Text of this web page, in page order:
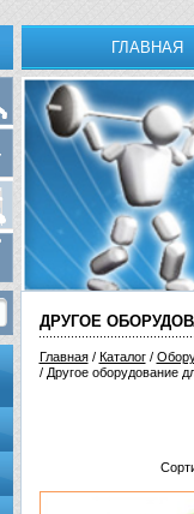
ГЛАВНАЯ
ДРУГОЕ
Главная/ Каталог/
/ Другое оборудование